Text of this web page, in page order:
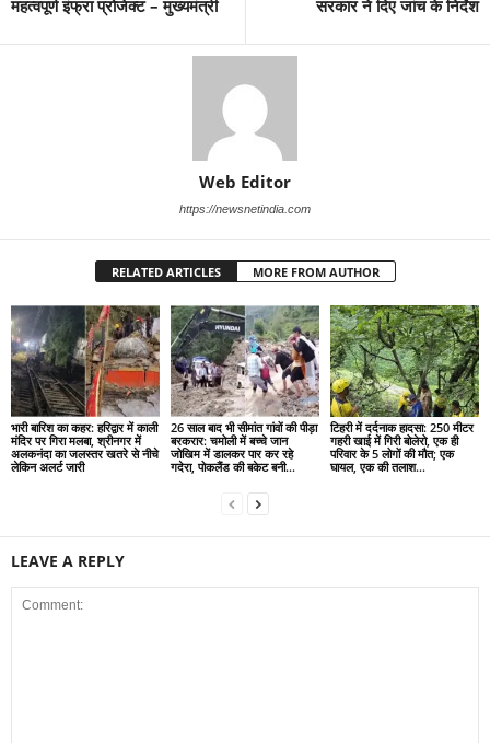
महत्वपूर्ण इंफ्रा प्रोजेक्ट – मुख्यमंत्री सरकार ने दिए जांच के निर्देश
Web Editor
https://newsnetindia.com
RELATED ARTICLES MORE FROM AUTHOR
भारी बारिश का कहर: हरिद्वार में काली
मंदिर पर गिरा मलबा, श्रीनगर में
अलकनंदा का जलस्तर खतरे से नीचे
लेकिन अलर्ट जारी
26 साल बाद भी सीमांत गांवों की पीड़ा
बरकरार: चमोली में बच्चे जान
जोखिम में डालकर पार कर रहे
गदेरा, पोकलैंड की बकेट बनी...
टिहरी में दर्दनाक हादसा: 250 मीटर
गहरी खाई में गिरी बोलेरो, एक ही
परिवार के 5 लोगों की मौत; एक
घायल, एक की तलाश...
LEAVE A REPLY